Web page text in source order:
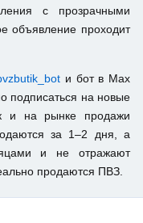
с прозрачными
объявление проходит
и бот в Max
подписаться на новые
и на рынке продажи
за 1–2 дня, а
и не отражают
продаются ПВЗ.